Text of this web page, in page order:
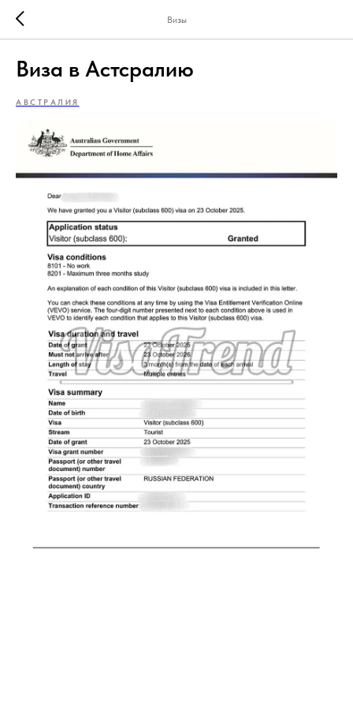
Визы
Виза в Астсралию
АВСТРАЛИЯ